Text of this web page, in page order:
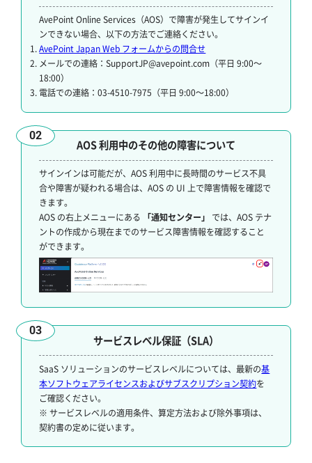
AvePoint Online Services（AOS）で障害が発生してサインイ
ンできない場合、以下の方法でご連絡ください。
AvePoint Japan Web フォームからの問合せ
メールでの連絡：SupportJP@avepoint.com（平日 9:00～
18:00）
電話での連絡：03-4510-7975（平日 9:00～18:00）
02
AOS 利用中のその他の障害について
サインインは可能だが、AOS 利用中に長時間のサービス不具
合や障害が疑われる場合は、AOS の UI 上で障害情報を確認で
きます。
AOS の右上メニューにある
「通知センター」
では、AOS テナ
ントの作成から現在までのサービス障害情報を確認すること
ができます。
03
サービスレベル保証（SLA）
SaaS ソリューションのサービスレベルについては、最新の基
本ソフトウェアライセンスおよびサブスクリプション契約を
ご確認ください。
※ サービスレベルの適用条件、算定方法および除外事項は、
契約書の定めに従います。